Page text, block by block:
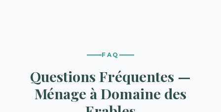
FAQ
Questions Fréquentes —
Ménage à Domaine des